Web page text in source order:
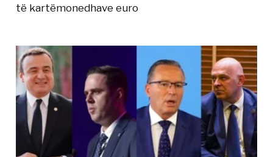
të kartëmonedhave euro